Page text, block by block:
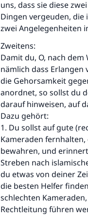
uns, dass sie diese
Dingen vergeuden,
zwei Angelegenheiten
Zweitens:
Damit du, O, nach
nämlich dass
die Gehorsamkeit
anordnet, so sollst du
darauf hinweisen, auf
Dazu gehört:
1. Du sollst auf gute
Kameraden
bewahren, und
Streben nach
du etwas von deiner
die besten Helfer
schlechten
Rechtleitung führen
Die
Der